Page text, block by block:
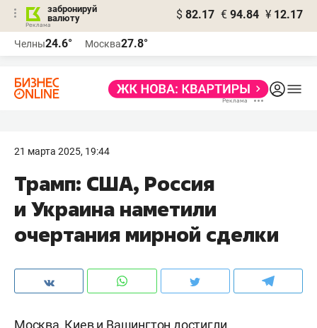
забронируй
валюту
$ 82.17 € 94.84 ¥ 12.17
Челны24.6° Москва27.8°
21 марта 2025, 19:44
Трамп: США, Россия
и Украина наметили
очертания мирной сделки
Москва, Киев и Вашингтон достигли